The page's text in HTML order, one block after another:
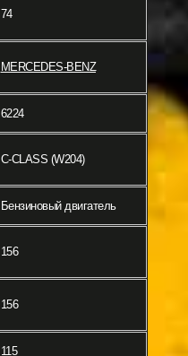
74
MERCEDES-BENZ
6224
C-CLASS (W204)
Бензиновый двигатель
156
156
115